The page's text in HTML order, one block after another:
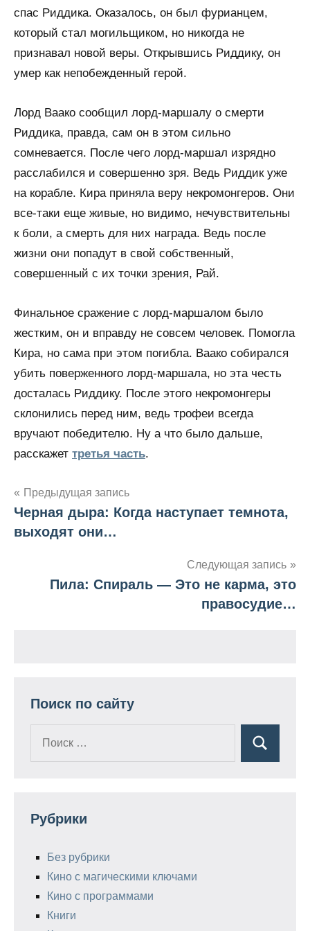
спас Риддика. Оказалось, он был фурианцем,
который стал могильщиком, но никогда не
признавал новой веры. Открывшись Риддику, он
умер как непобежденный герой.
Лорд Ваако сообщил лорд-маршалу о смерти
Риддика, правда, сам он в этом сильно
сомневается. После чего лорд-маршал изрядно
расслабился и совершенно зря. Ведь Риддик уже
на корабле. Кира приняла веру некромонгеров. Они
все-таки еще живые, но видимо, нечувствительны
к боли, а смерть для них награда. Ведь после
жизни они попадут в свой собственный,
совершенный с их точки зрения, Рай.
Финальное сражение с лорд-маршалом было
жестким, он и вправду не совсем человек. Помогла
Кира, но сама при этом погибла. Ваако собирался
убить поверженного лорд-маршала, но эта честь
досталась Риддику. После этого некромонгеры
склонились перед ним, ведь трофеи всегда
вручают победителю. Ну а что было дальше,
расскажет третья часть.
Навигация
по
Предыдущая запись
Черная дыра: Когда наступает темнота,
выходят они…
Следующая запись
Пила: Спираль — Это не карма, это
правосудие…
Поиск по сайту
Поиск
Рубрики
Без рубрики
Кино с магическими ключами
Кино с программами
Книги